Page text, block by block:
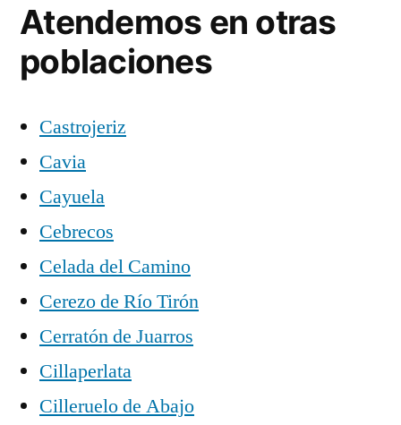
Atendemos en otras
poblaciones
Castrojeriz
Cavia
Cayuela
Cebrecos
Celada del Camino
Cerezo de Río Tirón
Cerratón de Juarros
Cillaperlata
Cilleruelo de Abajo